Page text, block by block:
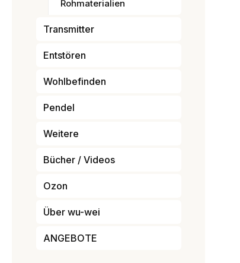
Rohmaterialien
Transmitter
Entstören
Wohlbefinden
Pendel
Weitere
Bücher / Videos
Ozon
Über wu-wei
ANGEBOTE